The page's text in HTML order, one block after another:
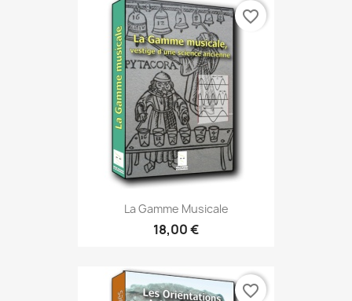
La Gamme Musicale
18,00 €
favorite_border
favorite_border